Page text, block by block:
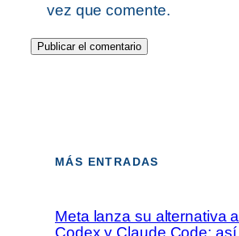
vez que comente.
MÁS ENTRADAS
Meta lanza su alternativa a
Codex y Claude Code: así